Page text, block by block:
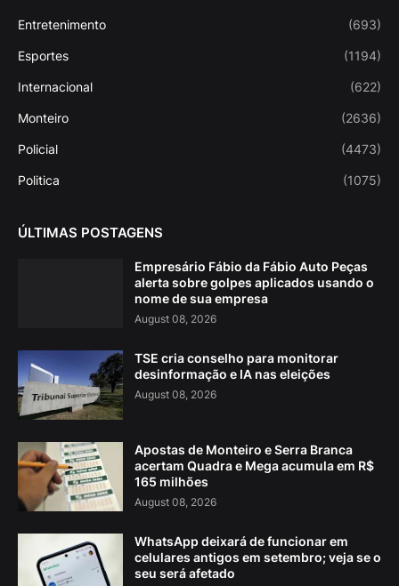
Entretenimento (693)
Esportes (1194)
Internacional (622)
Monteiro (2636)
Policial (4473)
Politica (1075)
ÚLTIMAS POSTAGENS
Empresário Fábio da Fábio Auto Peças
alerta sobre golpes aplicados usando o
nome de sua empresa
August 08, 2026
TSE cria conselho para monitorar
desinformação e IA nas eleições
August 08, 2026
Apostas de Monteiro e Serra Branca
acertam Quadra e Mega acumula em R$
165 milhões
August 08, 2026
WhatsApp deixará de funcionar em
celulares antigos em setembro; veja se o
seu será afetado